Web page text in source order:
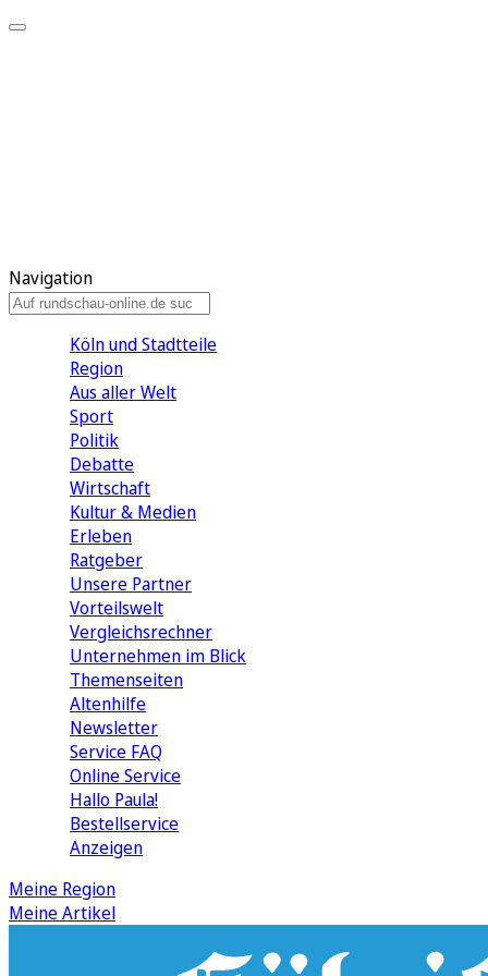
Navigation
Köln und Stadtteile
Region
Aus aller Welt
Sport
Politik
Debatte
Wirtschaft
Kultur & Medien
Erleben
Ratgeber
Unsere Partner
Vorteilswelt
Vergleichsrechner
Unternehmen im Blick
Themenseiten
Altenhilfe
Newsletter
Service FAQ
Online Service
Hallo Paula!
Bestellservice
Anzeigen
Meine Region
Meine Artikel